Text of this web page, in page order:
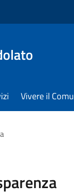
Vivere il